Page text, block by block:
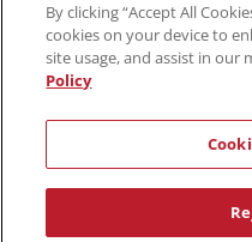
SUBSCRIBE TO
By clicking “Accept All
cookies on your device to
site usage, and assist in our
Policy